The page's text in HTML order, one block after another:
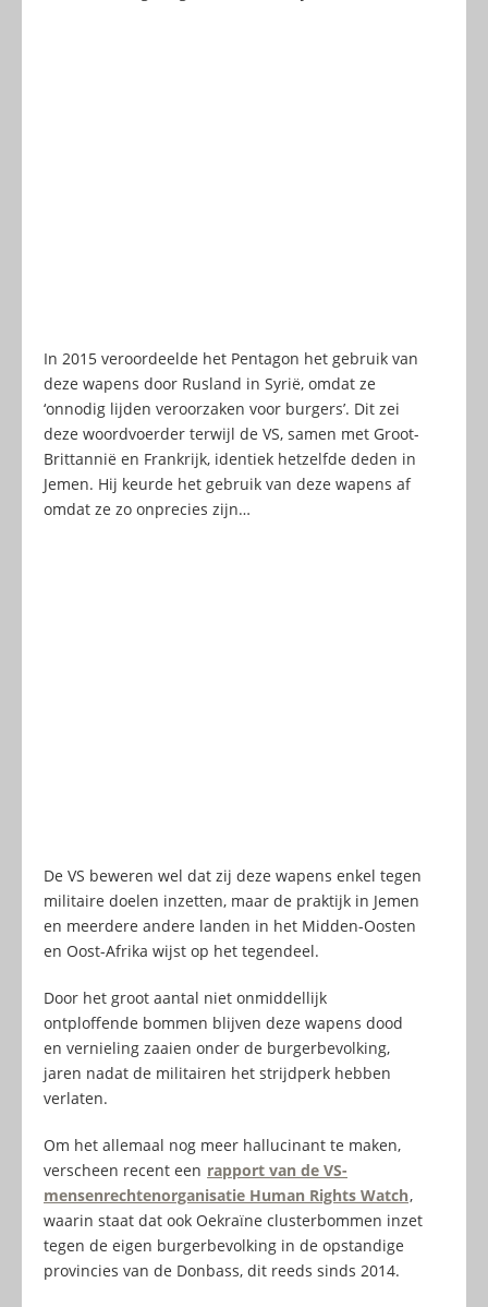
In 2015 veroordeelde het Pentagon het gebruik van
deze wapens door Rusland in Syrië, omdat ze
‘onnodig lijden veroorzaken voor burgers’. Dit zei
deze woordvoerder terwijl de VS, samen met Groot-
Brittannië en Frankrijk, identiek hetzelfde deden in
Jemen. Hij keurde het gebruik van deze wapens af
omdat ze zo onprecies zijn…
De VS beweren wel dat zij deze wapens enkel tegen
militaire doelen inzetten, maar de praktijk in Jemen
en meerdere andere landen in het Midden-Oosten
en Oost-Afrika wijst op het tegendeel.
Door het groot aantal niet onmiddellijk
ontploffende bommen blijven deze wapens dood
en vernieling zaaien onder de burgerbevolking,
jaren nadat de militairen het strijdperk hebben
verlaten.
Om het allemaal nog meer hallucinant te maken,
verscheen recent een rapport van de VS-
mensenrechtenorganisatie Human Rights Watch,
waarin staat dat ook Oekraïne clusterbommen inzet
tegen de eigen burgerbevolking in de opstandige
provincies van de Donbass, dit reeds sinds 2014.